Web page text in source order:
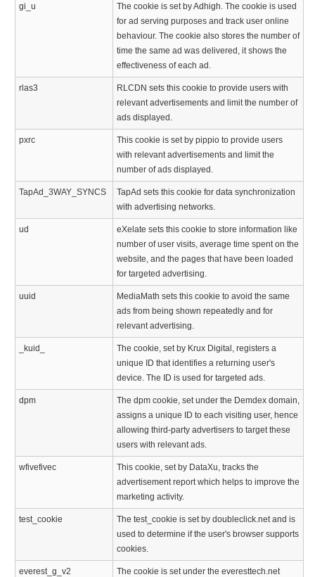
gi_u
The cookie is set by Adhigh. The cookie is used
for ad serving purposes and track user online
behaviour. The cookie also stores the number of
time the same ad was delivered, it shows the
effectiveness of each ad.
rlas3
RLCDN sets this cookie to provide users with
relevant advertisements and limit the number of
ads displayed.
pxrc
This cookie is set by pippio to provide users
with relevant advertisements and limit the
number of ads displayed.
TapAd_3WAY_SYNCS
TapAd sets this cookie for data synchronization
with advertising networks.
ud
eXelate sets this cookie to store information like
number of user visits, average time spent on the
website, and the pages that have been loaded
for targeted advertising.
uuid
MediaMath sets this cookie to avoid the same
ads from being shown repeatedly and for
relevant advertising.
_kuid_
The cookie, set by Krux Digital, registers a
unique ID that identifies a returning user's
device. The ID is used for targeted ads.
dpm
The dpm cookie, set under the Demdex domain,
assigns a unique ID to each visiting user, hence
allowing third-party advertisers to target these
users with relevant ads.
wfivefivec
This cookie, set by DataXu, tracks the
advertisement report which helps to improve the
marketing activity.
test_cookie
The test_cookie is set by doubleclick.net and is
used to determine if the user's browser supports
cookies.
everest_g_v2
The cookie is set under the everesttech.net